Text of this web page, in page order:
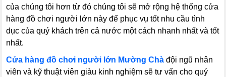
của chúng tôi hơn từ đó chúng tôi sẽ mở rộng hệ thống cửa
hàng đồ chơi người lớn này để phục vụ tốt nhu cầu tình
dục của quý khách trên cả nước một cách nhanh nhất và tốt
nhất.
Cửa hàng đồ chơi người lớn Mường Chà đội ngũ nhân
viên và kỹ thuật viên giàu kinh nghiệm sẽ tư vấn cho quý